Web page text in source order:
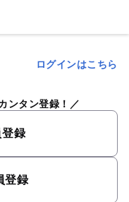
ログインはこちら
ンタン登録！
録
登録